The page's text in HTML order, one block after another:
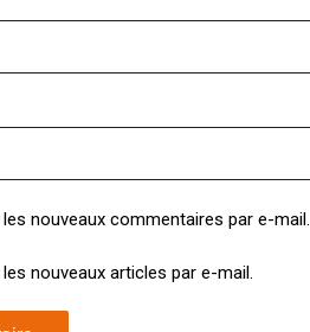
nouveaux commentaires par e-mail.
nouveaux articles par e-mail.